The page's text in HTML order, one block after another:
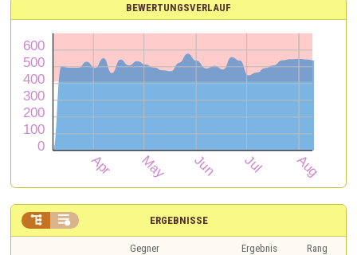
BEWERTUNGSVERLAUF
ERGEBNISSE
 
Gegner Ergebnis
Rang